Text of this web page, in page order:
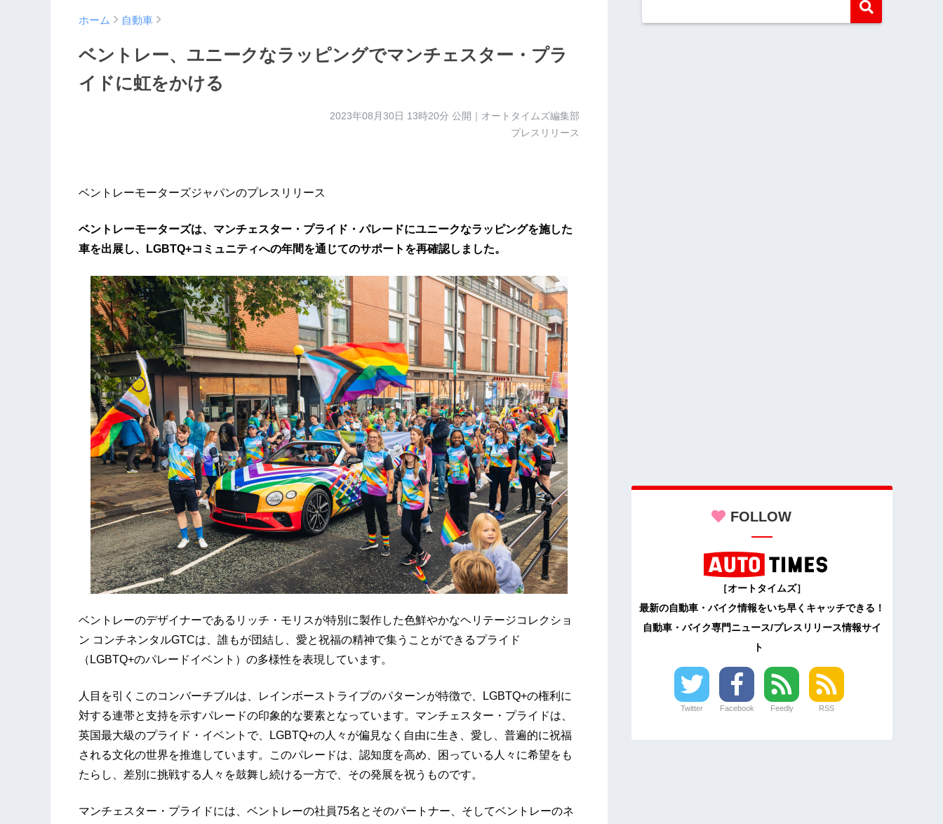
ホーム 自動車
ベントレー、ユニークなラッピングでマンチェスター・プラ
イドに虹をかける
2023年08月30日 13時20分 公開｜オートタイムズ編集部
プレスリリース
ベントレーモーターズジャパンのプレスリリース
ベントレーモーターズは、マンチェスター・プライド・パレードにユニークなラッピングを施した
車を出展し、LGBTQ+コミュニティへの年間を通じてのサポートを再確認しました。
ベントレーのデザイナーであるリッチ・モリスが特別に製作した色鮮やかなヘリテージコレクショ
ン コンチネンタルGTCは、誰もが団結し、愛と祝福の精神で集うことができるプライド
（LGBTQ+のパレードイベント）の多様性を表現しています。
人目を引くこのコンバーチブルは、レインボーストライプのパターンが特徴で、LGBTQ+の権利に
対する連帯と支持を示すパレードの印象的な要素となっています。マンチェスター・プライドは、
英国最大級のプライド・イベントで、LGBTQ+の人々が偏見なく自由に生き、愛し、普遍的に祝福
される文化の世界を推進しています。このパレードは、認知度を高め、困っている人々に希望をも
たらし、差別に挑戦する人々を鼓舞し続ける一方で、その発展を祝うものです。
マンチェスター・プライドには、ベントレーの社員75名とそのパートナー、そしてベントレーのネ
FOLLOW
［オートタイムズ］
最新の自動車・バイク情報をいち早くキャッチできる！
自動車・バイク専門ニュース/プレスリリース情報サイ
ト
Twitter Facebook Feedly RSS